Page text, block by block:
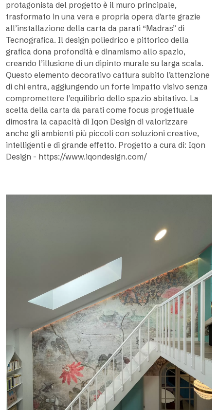
protagonista del progetto è il muro principale,
trasformato in una vera e propria opera d’arte grazie
all’installazione della carta da parati “Madras” di
Tecnografica. Il design poliedrico e pittorico della
grafica dona profondità e dinamismo allo spazio,
creando l’illusione di un dipinto murale su larga scala.
Questo elemento decorativo cattura subito l’attenzione
di chi entra, aggiungendo un forte impatto visivo senza
compromettere l’equilibrio dello spazio abitativo. La
scelta della carta da parati come focus progettuale
dimostra la capacità di Iqon Design di valorizzare
anche gli ambienti più piccoli con soluzioni creative,
intelligenti e di grande effetto. Progetto a cura di: Iqon
Design - https://www.iqondesign.com/